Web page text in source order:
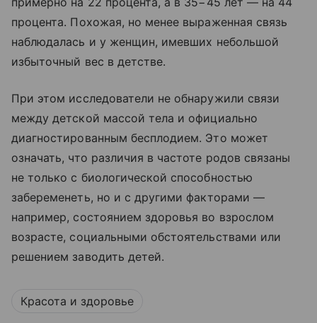
процента. Похожая, но менее выраженная связь
наблюдалась и у женщин, имевших небольшой
избыточный вес в детстве.
При этом исследователи не обнаружили связи
между детской массой тела и официально
диагностированным бесплодием. Это может
означать, что различия в частоте родов связаны
не только с биологической способностью
забеременеть, но и с другими факторами —
например, состоянием здоровья во взрослом
возрасте, социальными обстоятельствами или
решением заводить детей.
Красота и здоровье